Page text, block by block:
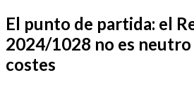
El punto de partida: el
2024/1028 no es neutro
costes